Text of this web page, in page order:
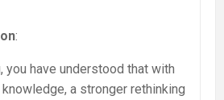
:
you have understood that with
a stronger rethinking